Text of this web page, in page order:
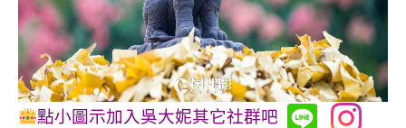
點小圖示加入吳大妮其它社群吧